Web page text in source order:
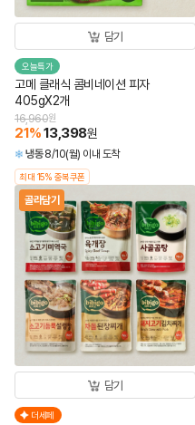
담기
오늘특가
고메 클래식 콤비네이션 피자
405gX2개
16,960원
21%13,398원
냉동 8/10(월) 이내 도착
최대 15% 중복쿠폰
골라담기
담기
더세페